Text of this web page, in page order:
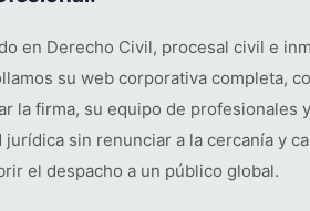
en Derecho Civil, procesal civil e
su web corporativa completa,
la firma, su equipo de profesionales
sin renunciar a la cercanía y
el despacho a un público global.